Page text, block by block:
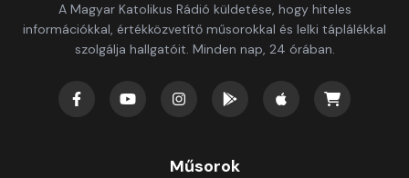
A Magyar Katolikus Rádió küldetése, hogy hiteles
információkkal, értékközvetítő műsorokkal és lelki táplálékkal
szolgálja hallgatóit. Minden nap, 24 órában.
Műsorok